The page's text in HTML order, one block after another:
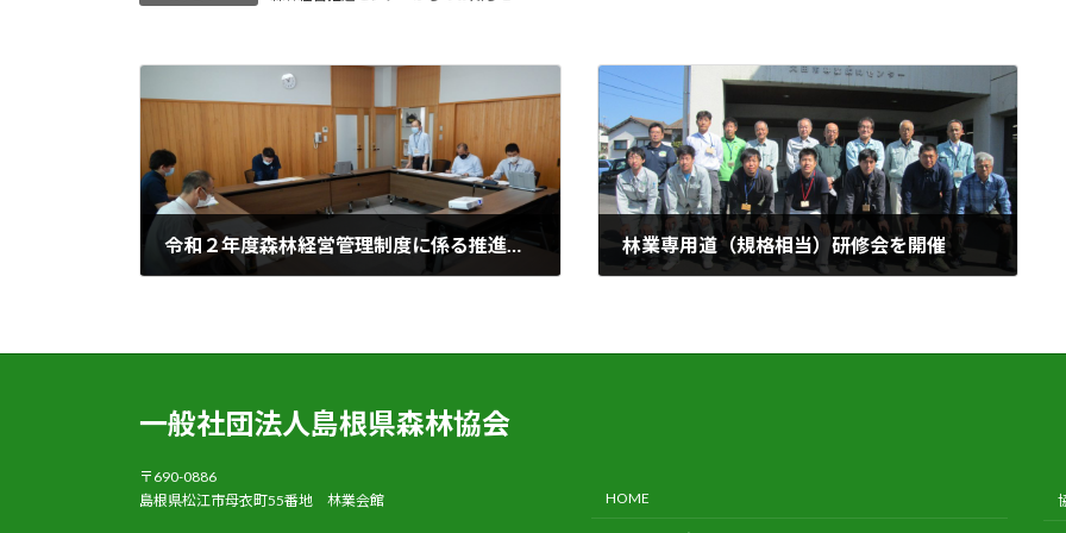
令和２年度森林経営管理制度に係る推進連絡会議の開催 林業専用道（規格相当）研修会を開催
一般社団法人島根県森林協会
〒690-0886
島根県松江市母衣町55番地 林業会館
HOME